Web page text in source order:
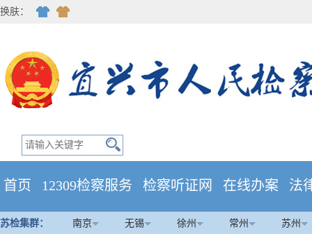
换肤：
首页 12309检察服务 检察听证网 在线办案 法
苏检集群： 南京 无锡 徐州 常州 苏州